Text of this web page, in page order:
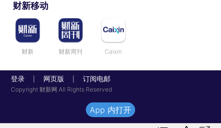
财新移动
财新 财新周刊 Caixin
登录 网页版 订阅电邮
Copyright 财新网 All Rights Reserved
App 内打开